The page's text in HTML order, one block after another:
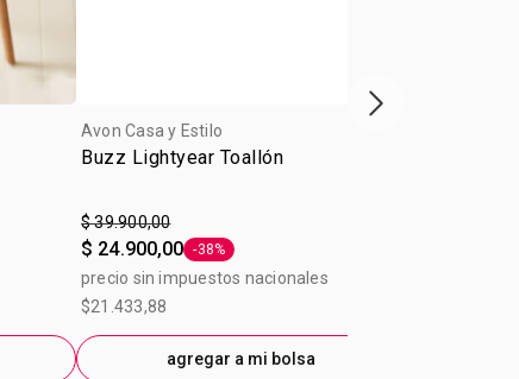
Avon Casa y Estilo
Buzz Lightyear Toallón
$ 39.900,00
$ 24.900,00 Etiqueta -38%
-38%
precio sin impuestos nacionales
$21.433,88
agregar a mi bolsa
Próxima